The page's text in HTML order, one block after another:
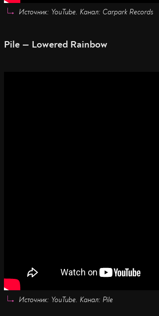
Источник: YouTube. Канал: Carpark Records
Pile — Lowered Rainbow
Источник: YouTube. Канал: Pile